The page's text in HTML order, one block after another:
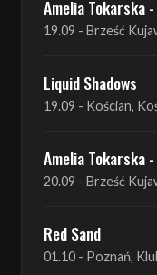
Liquid Shadows
19.09 - Kościan,
Amelia Tokarska
20.09 - Brześć
Red Sand
01.10 - Poznań,
Haken
07.10 - Warszawa,